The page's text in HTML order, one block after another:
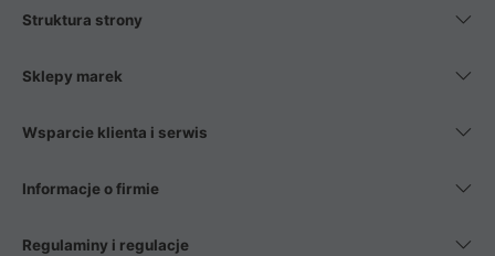
Struktura strony
Sklepy marek
Wsparcie klienta i serwis
Informacje o firmie
Regulaminy i regulacje